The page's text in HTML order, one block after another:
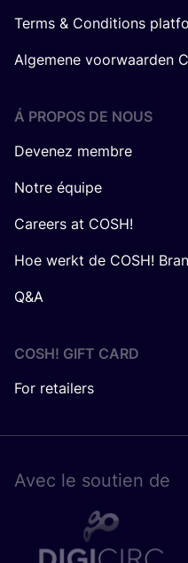
Terms & Conditions
Algemene voorwaarden
Á PROPOS DE NOUS
Devenez membre
Notre équipe
Careers at COSH!
Hoe werkt de COSH!
Q&A
COSH! GIFT CARD
For retailers
Avec le sou­tien de